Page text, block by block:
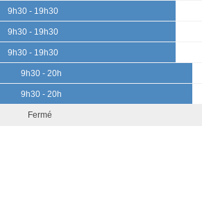
9h30 - 19h30
9h30 - 19h30
9h30 - 19h30
9h30 - 20h
9h30 - 20h
Fermé